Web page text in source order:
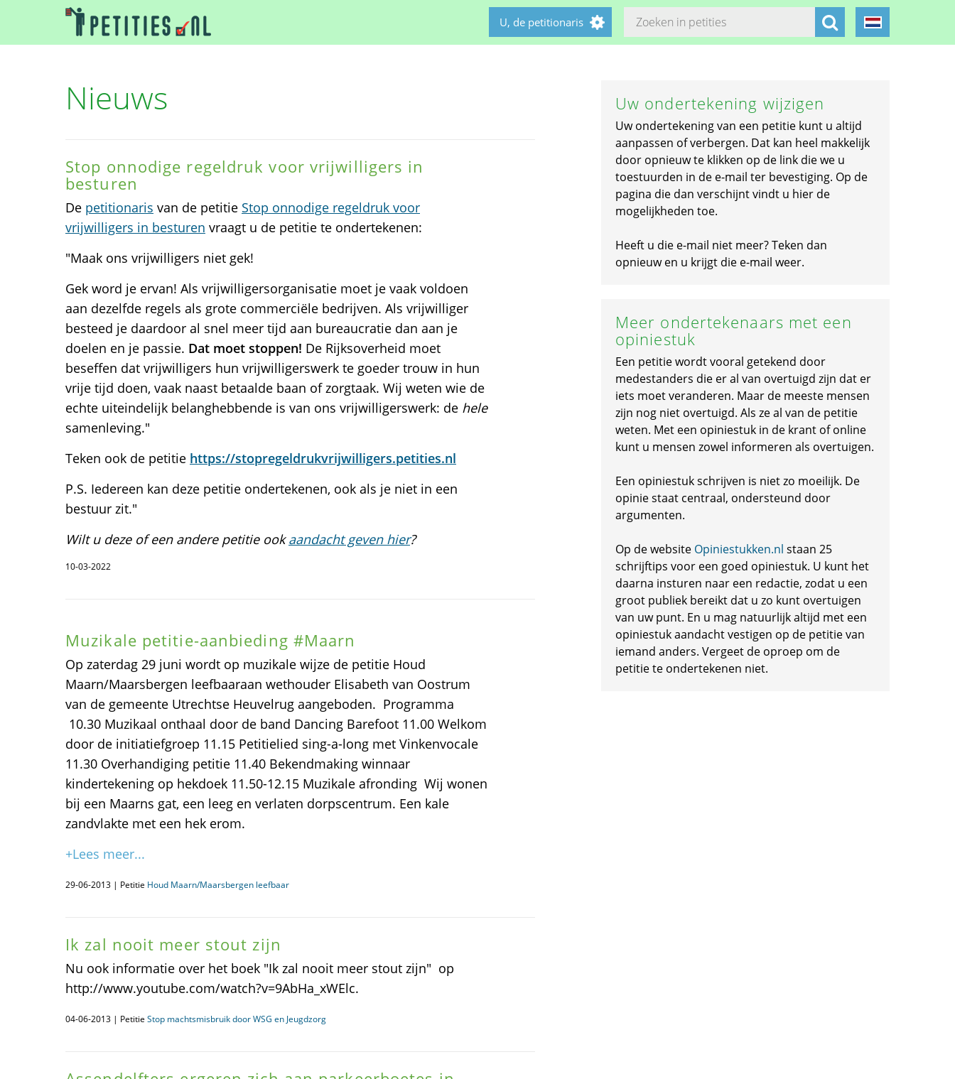
U, de petitionaris
Nieuws
Stop onnodige regeldruk voor vrijwilligers in
besturen
De petitionaris van de petitie Stop onnodige regeldruk voor
vrijwilligers in besturen vraagt u de petitie te ondertekenen:
"Maak ons vrijwilligers niet gek!
Gek word je ervan! Als vrijwilligersorganisatie moet je vaak voldoen
aan dezelfde regels als grote commerciële bedrijven. Als vrijwilliger
besteed je daardoor al snel meer tijd aan bureaucratie dan aan je
doelen en je passie. Dat moet stoppen! De Rijksoverheid moet
beseffen dat vrijwilligers hun vrijwilligerswerk te goeder trouw in hun
vrije tijd doen, vaak naast betaalde baan of zorgtaak. Wij weten wie de
echte uiteindelijk belanghebbende is van ons vrijwilligerswerk: de hele
samenleving."
Teken ook de petitie https://stopregeldrukvrijwilligers.petities.nl
P.S. Iedereen kan deze petitie ondertekenen, ook als je niet in een
bestuur zit."
Wilt u deze of een andere petitie ookaandacht geven hier?
10-03-2022
Muzikale petitie-aanbieding #Maarn
Op zaterdag 29 juni wordt op muzikale wijze de petitie Houd
Maarn/Maarsbergen leefbaaraan wethouder Elisabeth van Oostrum
van de gemeente Utrechtse Heuvelrug aangeboden. Programma
10.30 Muzikaal onthaal door de band Dancing Barefoot 11.00 Welkom
door de initiatiefgroep 11.15 Petitielied sing-a-long met Vinkenvocale
11.30 Overhandiging petitie 11.40 Bekendmaking winnaar
kindertekening op hekdoek 11.50-12.15 Muzikale afronding Wij wonen
bij een Maarns gat, een leeg en verlaten dorpscentrum. Een kale
zandvlakte met een hek erom.
+Lees meer...
29-06-2013 | Petitie Houd Maarn/Maarsbergen leefbaar
Ik zal nooit meer stout zijn
Nu ook informatie over het boek "Ik zal nooit meer stout zijn" op
http://www.youtube.com/watch?v=9AbHa_xWElc.
04-06-2013 | Petitie Stop machtsmisbruik door WSG en Jeugdzorg
Uw ondertekening wijzigen
Uw ondertekening van een petitie kunt u altijd
aanpassen of verbergen. Dat kan heel makkelijk
door opnieuw te klikken op de link die we u
toestuurden in de e-mail ter bevestiging. Op de
pagina die dan verschijnt vindt u hier de
mogelijkheden toe.
Heeft u die e-mail niet meer? Teken dan
opnieuw en u krijgt die e-mail weer.
Meer ondertekenaars met een
opiniestuk
Een petitie wordt vooral getekend door
medestanders die er al van overtuigd zijn dat er
iets moet veranderen. Maar de meeste mensen
zijn nog niet overtuigd. Als ze al van de petitie
weten. Met een opiniestuk in de krant of online
kunt u mensen zowel informeren als overtuigen.
Een opiniestuk schrijven is niet zo moeilijk. De
opinie staat centraal, ondersteund door
argumenten.
Op de website Opiniestukken.nl staan 25
schrijftips voor een goed opiniestuk. U kunt het
daarna insturen naar een redactie, zodat u een
groot publiek bereikt dat u zo kunt overtuigen
van uw punt. En u mag natuurlijk altijd met een
opiniestuk aandacht vestigen op de petitie van
iemand anders. Vergeet de oproep om de
petitie te ondertekenen niet.